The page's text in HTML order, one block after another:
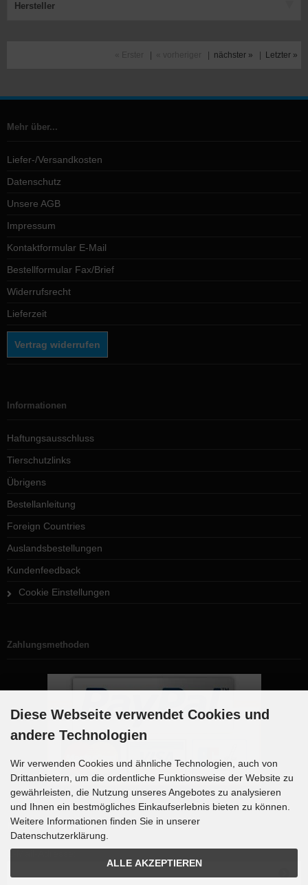
Hersteller
nächster » Letzter »
Mehr über...
Liefer-/Versandkosten
Datenschutz
Unsere AGB
Impressum
Kontaktformular E-Mail
Bestellformular Fax/Brief
Widerrufsrecht
Lieferzeit
Vertrag widerrufen
Informationen
Haftungsausschluss
Tierschutzlinks
Übrigens
Bestellanleitung
Foreign Countries
Auslandsbestellungen
Kundenfeedback
Cookie Einstellungen
Zahlungsmethoden
Newsletter-Anmeldung
E-Mail-Adresse:
Diese Webseite verwendet Cookies und
andere Technologien
Wir verwenden Cookies und ähnliche Technologien, auch von
Drittanbietern, um die ordentliche Funktionsweise der Website zu
gewährleisten, die Nutzung unseres Angebotes zu analysieren
und Ihnen ein bestmögliches Einkaufserlebnis bieten zu können.
Weitere Informationen finden Sie in unserer
Datenschutzerklärung.
ALLE AKZEPTIEREN